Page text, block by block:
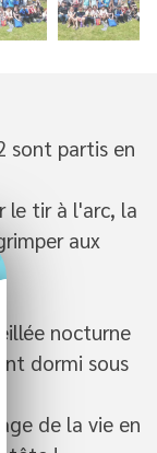
sont partis en
le tir à l'arc, la
aux
nocturne
dormi sous
de la vie en